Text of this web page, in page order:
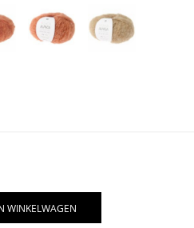
WINKELWAGEN